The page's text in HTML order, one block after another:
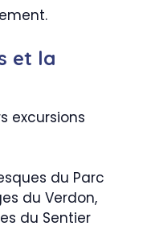
et la
excursions
du Parc
du Verdon,
du Sentier